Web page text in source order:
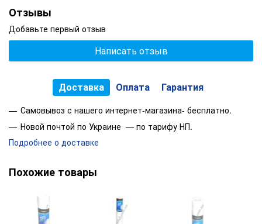
Данный фильтр является универсальный и подходит на все
проточные системы и обратноосмотические системы
доочистки питьевой воды многих производителей таких как:
Leader, Atoll, Aquafilter, Ecosoft, Raifil, Filter 1, Гейзер Наша
Вода, Аквафор, Барьер и другие производители.
Отзывы
Добавьте первый отзыв
Написать отзыв
Доставка Оплата Гарантия
Самовывоз с нашего интернет-магазина- бесплатно.
Новой почтой по Украине — по тарифу НП.
Подробнее о доставке
Похожие товары